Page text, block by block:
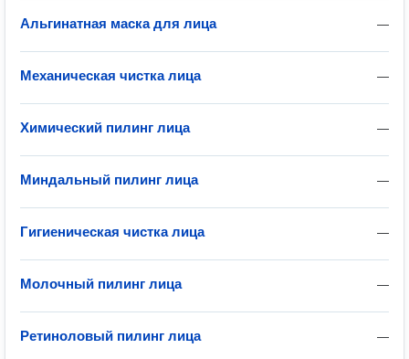
—
Альгинатная маска для лица
—
Механическая чистка лица
—
Химический пилинг лица
—
Миндальный пилинг лица
—
Гигиеническая чистка лица
—
Молочный пилинг лица
—
Ретиноловый пилинг лица